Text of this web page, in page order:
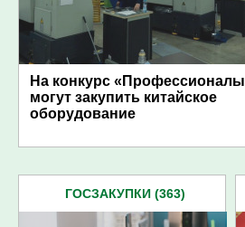
На конкурс
могут закупить китайское
оборудование
ГОСЗАКУПКИ (363)